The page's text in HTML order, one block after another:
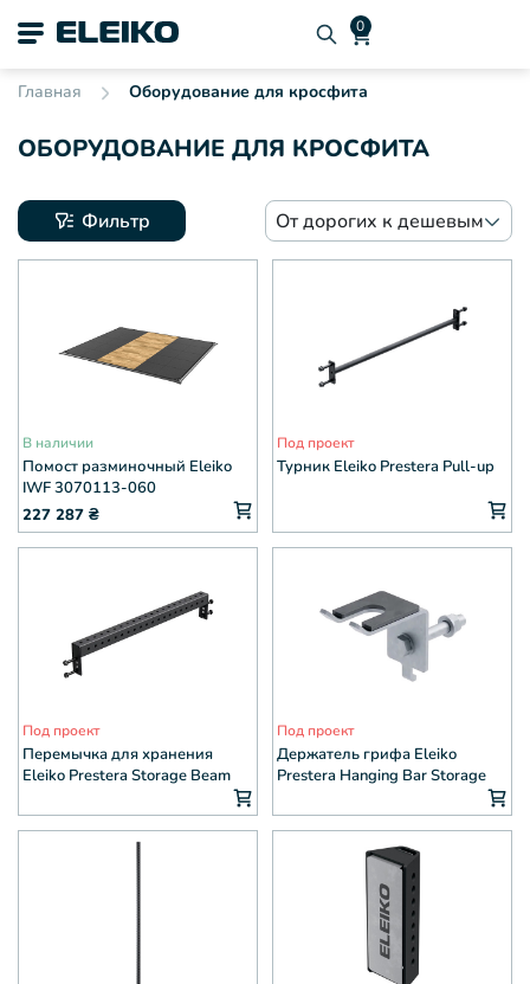
Главная Оборудование для кросфита
ОБОРУДОВАНИЕ ДЛЯ КРОСФИТА
Фильтр От дорогих к дешевым
В наличии
Помост разминочный Eleiko
IWF 3070113-060
227 287 ₴
Под проект
Турник Eleiko Prestera Pull-up
Под проект
Перемычка для хранения
Eleiko Prestera Storage Beam
Под проект
Держатель грифа Eleiko
Prestera Hanging Bar Storage